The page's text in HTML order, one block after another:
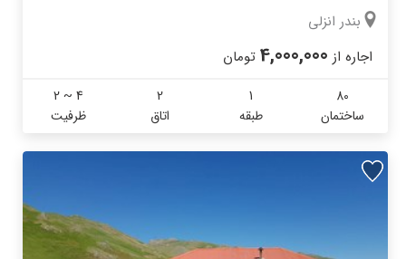
بندر انزلی
اجاره از 4,000,000 تومان
80
ساختمان
1
طبقه
2
اتاق
2 ~ 4
ظرفیت